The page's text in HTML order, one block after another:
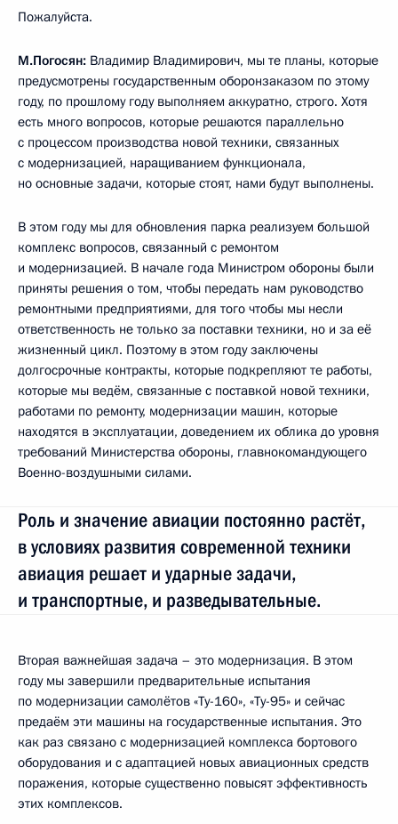
Пожалуйста.
М.Погосян: Владимир Владимирович, мы те планы, которые
предусмотрены государственным оборонзаказом по этому
году, по прошлому году выполняем аккуратно, строго. Хотя
есть много вопросов, которые решаются параллельно
с процессом производства новой техники, связанных
с модернизацией, наращиванием функционала,
но основные задачи, которые стоят, нами будут выполнены.
В этом году мы для обновления парка реализуем большой
комплекс вопросов, связанный с ремонтом
и модернизацией. В начале года Министром обороны были
приняты решения о том, чтобы передать нам руководство
ремонтными предприятиями, для того чтобы мы несли
ответственность не только за поставки техники, но и за её
жизненный цикл. Поэтому в этом году заключены
долгосрочные контракты, которые подкрепляют те работы,
которые мы ведём, связанные с поставкой новой техники,
работами по ремонту, модернизации машин, которые
находятся в эксплуатации, доведением их облика до уровня
требований Министерства обороны, главнокомандующего
Военно-воздушными силами.
Роль и значение авиации постоянно растёт,
в условиях развития современной техники
авиация решает и ударные задачи,
и транспортные, и разведывательные.
Вторая важнейшая задача – это модернизация. В этом
году мы завершили предварительные испытания
по модернизации самолётов «Ту-160», «Ту-95» и сейчас
предаём эти машины на государственные испытания. Это
как раз связано с модернизацией комплекса бортового
оборудования и с адаптацией новых авиационных средств
поражения, которые существенно повысят эффективность
этих комплексов.